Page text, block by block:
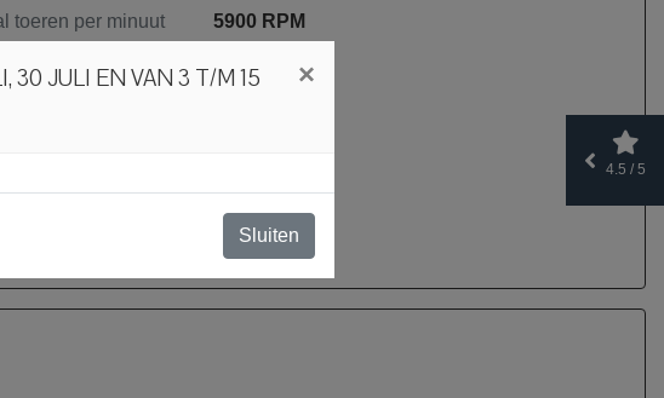
toeren per minuut
5900 RPM
4.5 / 5
30 JULI EN VAN 3 T/M 15
×
Sluiten